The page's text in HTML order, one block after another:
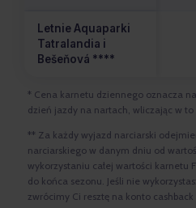
Letnie Aquaparki
Tatralandia i
Bešeňová ****
* Cena karnetu dziennego oznacza
dzień jazdy na nartach, wliczając w
** Za każdy wyjazd narciarski
narciarskiego w danym dniu od
wykorzystaniu całej wartości karnetu
do końca sezonu. Jeśli nie
zwrócimy Ci resztę na konto cashback